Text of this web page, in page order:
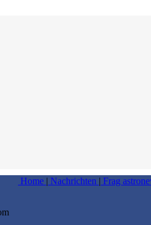
Home | Nachrichten | Frag